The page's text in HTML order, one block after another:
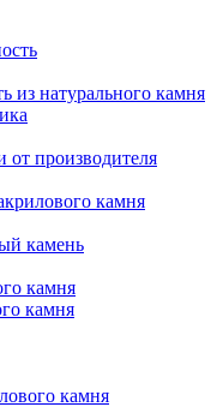
из натурального камня
производителя
камня
камень
камня
камня
камня